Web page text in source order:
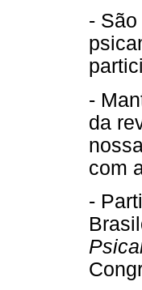
-
-
da
com
-